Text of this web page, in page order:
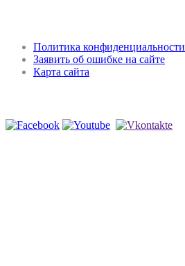
Политика конфиденциальности
Заявить об ошибке на сайте
Карта сайта